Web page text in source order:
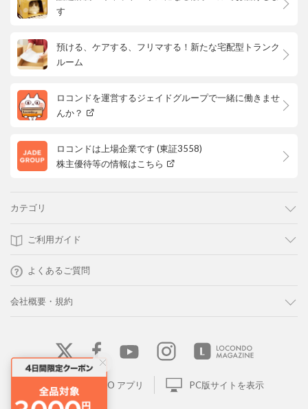
す
預ける、ケアする、フリマする！新たな宅配型トランク
ルーム
ロコンドを運営するジェイドグループで一緒に働きませ
んか？
ロコンドは上場企業です (東証3558)
株主優待等の情報はこちら
カテゴリ
ご利用ガイド
よくあるご質問
会社概要・規約
LOCONDO アプリ PC版サイトを表示